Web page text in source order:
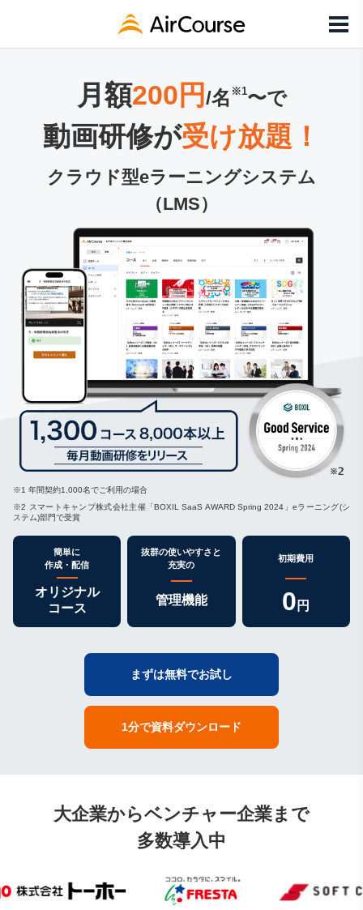
月額200円 /名 ※1〜で
動画研修が受け放題！
クラウド型eラーニングシステム
（LMS）
※1 年間契約1,000名でご利用の場合
※2 スマートキャンプ株式会社主催「BOXIL SaaS AWARD Spring 2024」eラーニング(シ
ステム)部門で受賞
簡単に
作成・配信
オリジナル
コース
抜群の使いやすさと
充実の
管理機能
初期費用
0 円
まずは無料でお試し
1分で資料ダウンロード
大企業からベンチャー企業まで
多数導入中